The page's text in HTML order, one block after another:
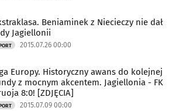
Beniaminek z Niecieczy nie dał
Jagiellonii
2015.07.26 00:00
Europy. Historyczny awans do kolejnej
z mocnym akcentem. Jagiellonia - FK
8:0! [ZDJĘCIA]
2015.07.09 00:00